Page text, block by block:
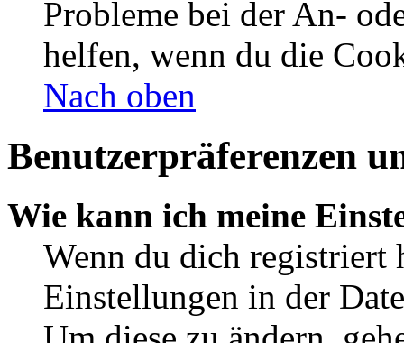
Probleme bei der An-
helfen, wenn du die
Nach oben
Benutzerpräferenzen
Wie kann ich meine
Wenn du dich registriert
Einstellungen in der